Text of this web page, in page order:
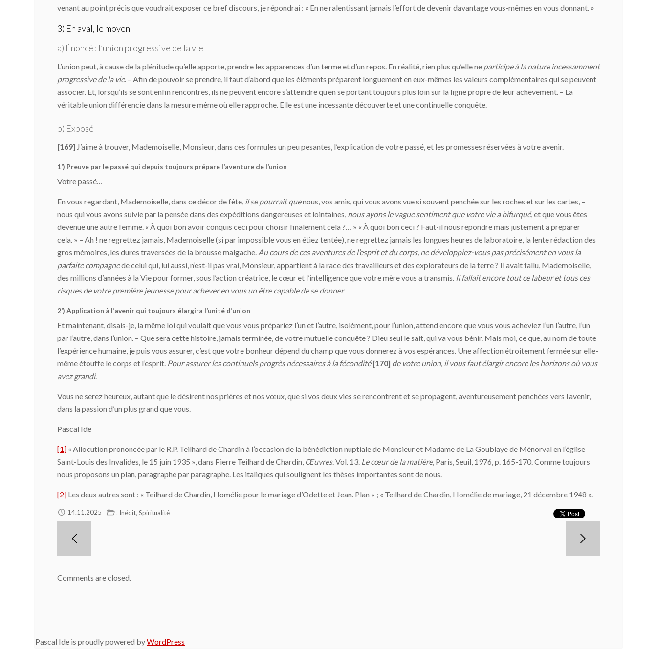
venant au point précis que voudrait exposer ce bref discours, je répondrai : « En ne ralentissant jamais l’effort de devenir davantage vous-mêmes en vous donnant. »
3) En aval, le moyen
a) Énoncé : l’union progressive de la vie
L’union peut, à cause de la plénitude qu’elle apporte, prendre les apparences d’un terme et d’un repos. En réalité, rien plus qu’elle ne participe à la nature incessamment
progressive de la vie. – Afin de pouvoir se prendre, il faut d’abord que les éléments préparent longuement en eux-mêmes les valeurs complémentaires qui se peuvent
associer. Et, lorsqu’ils se sont enfin rencontrés, ils ne peuvent encore s’atteindre qu’en se portant toujours plus loin sur la ligne propre de leur achèvement. – La
véritable union différencie dans la mesure même où elle rapproche. Elle est une incessante découverte et une continuelle conquête.
b) Exposé
[169] J’aime à trouver, Mademoiselle, Monsieur, dans ces formules un peu pesantes, l’explication de votre passé, et les promesses réservées à votre avenir.
1’) Preuve par le passé qui depuis toujours prépare l’aventure de l’union
Votre passé…
En vous regardant, Mademoiselle, dans ce décor de fête, il se pourrait quenous, vos amis, qui vous avons vue si souvent penchée sur les roches et sur les cartes, –
nous qui vous avons suivie par la pensée dans des expéditions dangereuses et lointaines, nous ayons le vague sentiment que votre vie a bifurqué, et que vous êtes
devenue une autre femme. « À quoi bon avoir conquis ceci pour choisir finalement cela ?… » « À quoi bon ceci ? Faut-il nous répondre mais justement à préparer
cela. » – Ah ! ne regrettez jamais, Mademoiselle (si par impossible vous en étiez tentée), ne regrettez jamais les longues heures de laboratoire, la lente rédaction des
gros mémoires, les dures traversées de la brousse malgache. Au cours de ces aventures de l’esprit et du corps, ne développiez-vous pas précisément en vous la
parfaite compagnede celui qui, lui aussi, n’est-il pas vrai, Monsieur, appartient à la race des travailleurs et des explorateurs de la terre ? Il avait fallu, Mademoiselle,
des millions d’années à la Vie pour former, sous l’action créatrice, le cœur et l’intelligence que votre mère vous a transmis. Il fallait encore tout ce labeur et tous ces
risques de votre première jeunesse pour achever en vous un être capable de se donner.
2’) Application à l’avenir qui toujours élargira l’unité d’union
Et maintenant, disais-je, la même loi qui voulait que vous vous prépariez l’un et l’autre, isolément, pour l’union, attend encore que vous vous acheviez l’un l’autre, l’un
par l’autre, dans l’union. – Que sera cette histoire, jamais terminée, de votre mutuelle conquête ? Dieu seul le sait, qui va vous bénir. Mais moi, ce que, au nom de toute
l’expérience humaine, je puis vous assurer, c’est que votre bonheur dépend du champ que vous donnerez à vos espérances. Une affection étroitement fermée sur elle-
même étouffe le corps et l’esprit. Pour assurer les continuels progrès nécessaires à la fécondité[170] de votre union, il vous faut élargir encore les horizons où vous
avez grandi.
Vous ne serez heureux, autant que le désirent nos prières et nos vœux, que si vos deux vies se rencontrent et se propagent, aventureusement penchées vers l’avenir,
dans la passion d’un plus grand que vous.
Pascal Ide
[1] « Allocution prononcée par le R.P. Teilhard de Chardin à l’occasion de la bénédiction nuptiale de Monsieur et Madame de La Goublaye de Ménorval en l’église
Saint-Louis des Invalides, le 15 juin 1935 », dans Pierre Teilhard de Chardin, Œuvres. Vol. 13. Le cœur de la matière, Paris, Seuil, 1976, p. 165-170. Comme toujours,
nous proposons un plan, paragraphe par paragraphe. Les italiques qui soulignent les thèses importantes sont de nous.
[2] Les deux autres sont : « Teilhard de Chardin, Homélie pour le mariage d’Odette et Jean. Plan » ; « Teilhard de Chardin, Homélie de mariage, 21 décembre 1948 ».
14.11.2025 , Inédit, Spiritualité
Comments are closed.
Pascal Ide is proudly powered byWordPress